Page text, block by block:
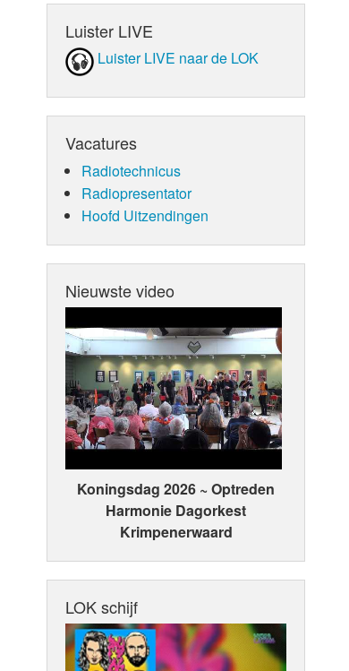
Luister LIVE
Luister LIVE naar de LOK
Vacatures
Radiotechnicus
Radiopresentator
Hoofd Uitzendingen
Nieuwste video
Koningsdag 2026 ~ Optreden
Harmonie Dagorkest
Krimpenerwaard
LOK schijf